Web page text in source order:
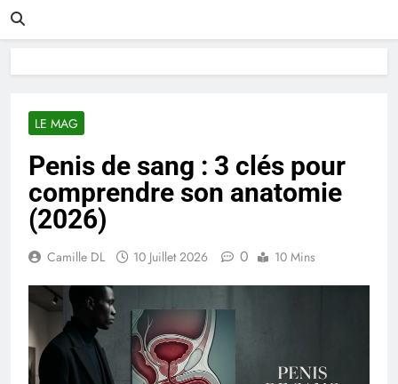
LE MAG
Penis de sang : 3 clés pour
comprendre son anatomie
(2026)
Camille DL 10 Juillet 2026 0 10 Mins